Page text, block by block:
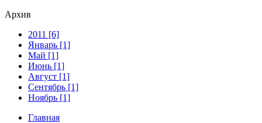
Архив
2011 [6]
Январь [1]
Май [1]
Июнь [1]
Август [1]
Сентябрь [1]
Ноябрь [1]
Главная